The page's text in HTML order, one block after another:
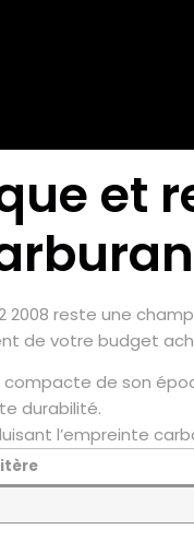
et
2008 reste une
de votre budget
de son
durabilité.
l’empreinte